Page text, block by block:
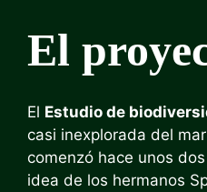
El
El Estudio de
casi inexplorada del
comenzó hace unos
idea de los hermanos